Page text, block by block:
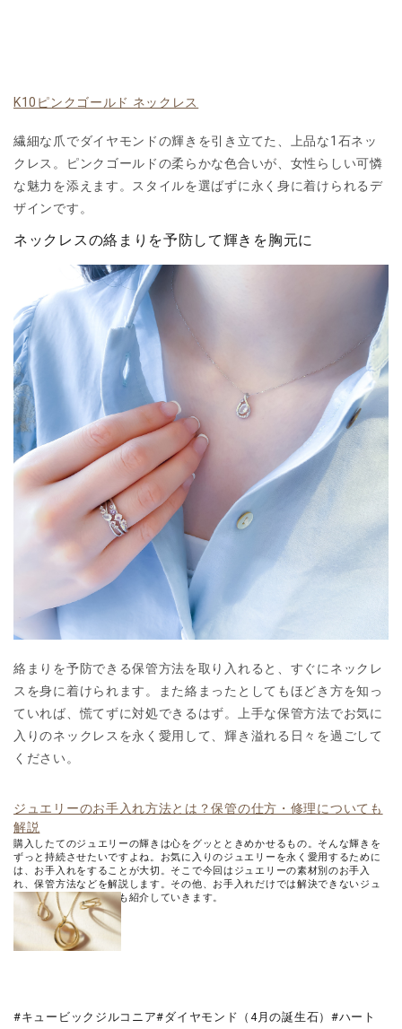
K10ピンクゴールド ネックレス
繊細な爪でダイヤモンドの輝きを引き立てた、上品な1石ネッ
クレス。ピンクゴールドの柔らかな色合いが、女性らしい可憐
な魅力を添えます。スタイルを選ばずに永く身に着けられるデ
ザインです。
ネックレスの絡まりを予防して輝きを胸元に
絡まりを予防できる保管方法を取り入れると、すぐにネックレ
スを身に着けられます。また絡まったとしてもほどき方を知っ
ていれば、慌てずに対処できるはず。上手な保管方法でお気に
入りのネックレスを永く愛用して、輝き溢れる日々を過ごして
ください。
ジュエリーのお手入れ方法とは？保管の仕方・修理についても
解説
購入したてのジュエリーの輝きは心をグッとときめかせるもの。そんな輝きを
ずっと持続させたいですよね。お気に入りのジュエリーを永く愛用するために
は、お手入れをすることが大切。そこで今回はジュエリーの素材別のお手入
れ、保管方法などを解説します。その他、お手入れだけでは解決できないジュ
エリーの修理についても紹介していきます。
キュービックジルコニア ダイヤモンド（4月の誕生石） ハート